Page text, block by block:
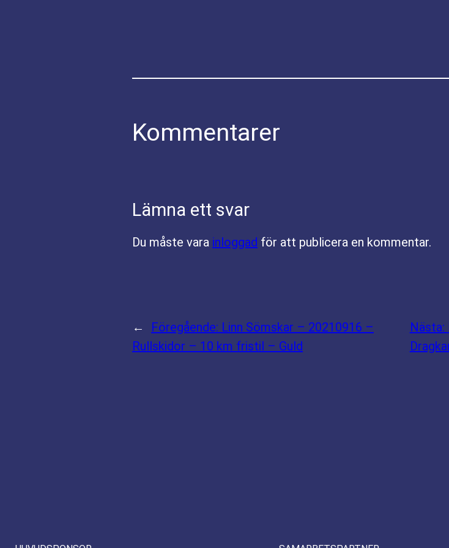
Kommentarer
Lämna ett svar
Du måste vara inloggad för att publicera en kommentar.
← Föregående: Linn Sömskar – 20210916 –
Rullskidor – 10 km fristil – Guld
Nästa: